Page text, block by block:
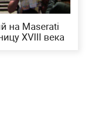
на Maserati
XVIII века